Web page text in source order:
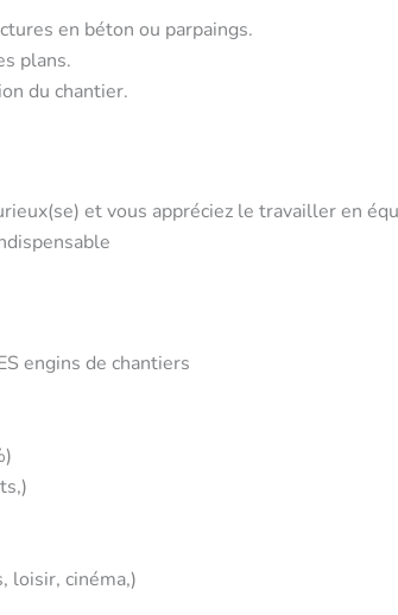
en béton ou parpaings.
plans.
du chantier.
et vous appréciez le travailler en
engins de chantiers
loisir, cinéma,)